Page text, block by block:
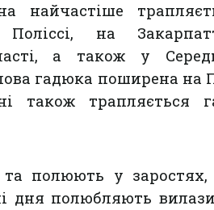
найчастіше
на
а також у
гадюка поширена на
також трапляється
та полюють у
дня полюбляють